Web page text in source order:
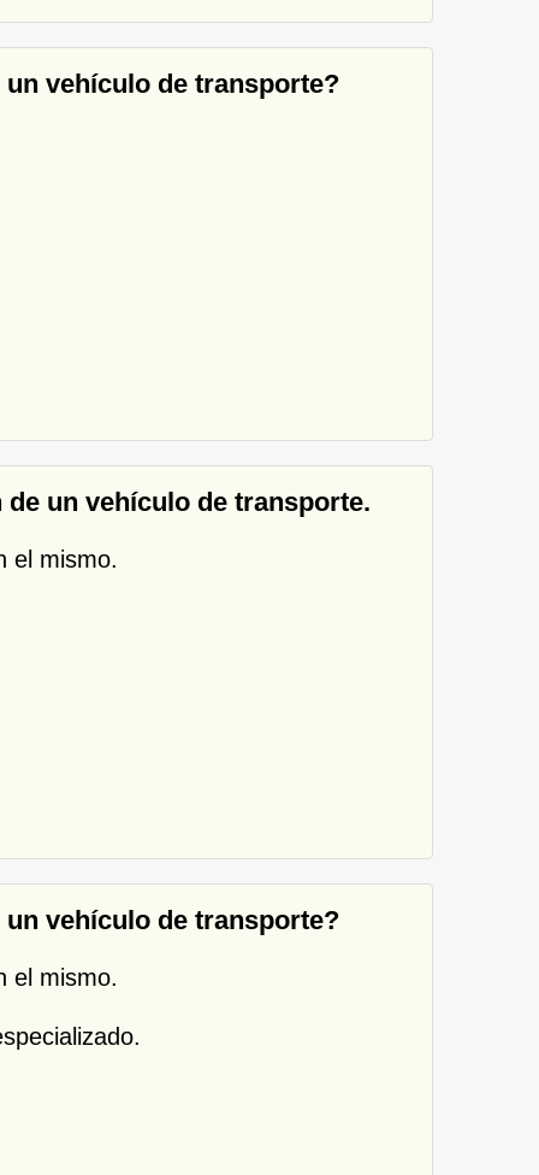
vehículo de transporte?
un vehículo de transporte.
el mismo.
vehículo de transporte?
el mismo.